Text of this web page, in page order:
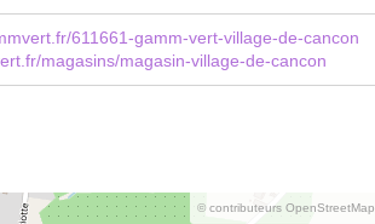
611661-gamm-vert-village-de-cancon
magasins/magasin-village-de-cancon
© contributeurs OpenStreetMap